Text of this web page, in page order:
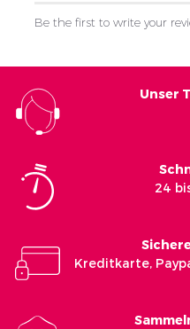
Be the first to write your
Unser
24
Kreditkarte,